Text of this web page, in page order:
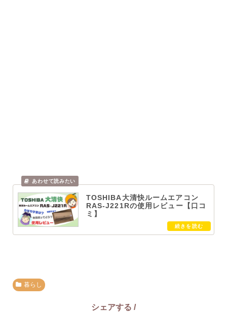
TOSHIBA大清快ルームエアコン
RAS-J221Rの使用レビュー【口コ
ミ】
暮らし
シェアする /